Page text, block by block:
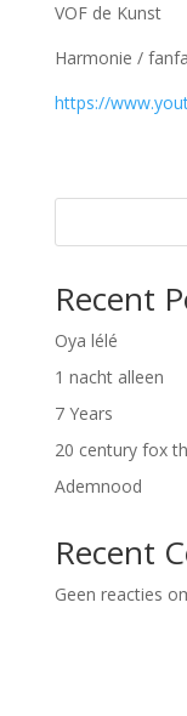
VOF de Kunst
Harmonie /
https://
Recent
Oya lélé
1 nacht alleen
7 Years
20 century fox
Ademnood
Recent
Geen reacties